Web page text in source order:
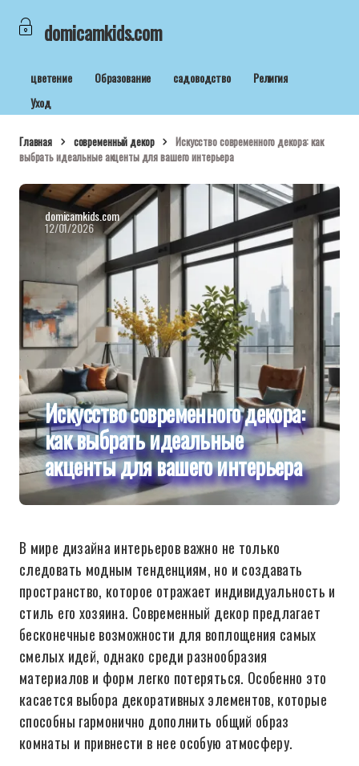
domicamkids.com
цветение Образование садоводство
Религия
Уход
Главная современный декор
Искусство современного декора: как
выбрать идеальные акценты для вашего интерьера
domicamkids.com
12/01/2026
Искусство современного декора:
как выбрать идеальные
акценты для вашего интерьера
В мире дизайна интерьеров важно не только
следовать модным тенденциям, но и создавать
пространство, которое отражает индивидуальность и
стиль его хозяина. Современный декор предлагает
бесконечные возможности для воплощения самых
смелых идей, однако среди разнообразия
материалов и форм легко потеряться. Особенно это
касается выбора декоративных элементов, которые
способны гармонично дополнить общий образ
комнаты и привнести в нее особую атмосферу.